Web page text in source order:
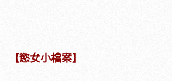
【慾女小檔案】